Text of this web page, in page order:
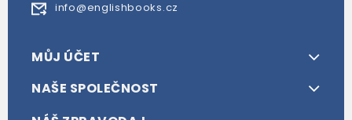
info@englishbooks.cz
MŮJ ÚČET
NAŠE SPOLEČNOST